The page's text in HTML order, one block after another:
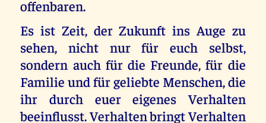
offenbaren.
Es ist Zeit, der Zukunft ins Auge zu
sehen, nicht nur für euch selbst,
sondern auch für die Freunde, für die
Familie und für geliebte Menschen, die
ihr durch euer eigenes Verhalten
beeinflusst. Verhalten bringt Verhalten